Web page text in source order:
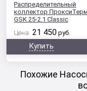
Распределительный
коллектор ПроксиТерм
GSK 25-2.1 Classic
Цена: 21 450 руб.
Купить
Похожие